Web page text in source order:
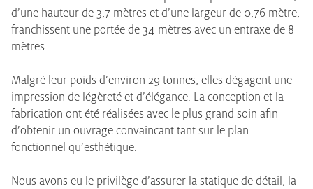
d’une hauteur de 3,7 mètres et d’une largeur de 0,76 mètre,
franchissent une portée de 34 mètres avec un entraxe de 8
mètres.
Malgré leur poids d’environ 29 tonnes, elles dégagent une
impression de légèreté et d’élégance. La conception et la
fabrication ont été réalisées avec le plus grand soin afin
d’obtenir un ouvrage convaincant tant sur le plan
fonctionnel qu’esthétique.
Nous avons eu le privilège d’assurer la statique de détail, la